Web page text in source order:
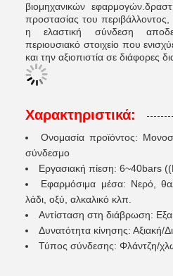
βιομηχανικών
προστασίας του περιβάλλοντος,
η ελαστική σύνδεση
περιουσιακό στοιχείο που
και την αξιοπιστία σε διάφορες
Χαρακτηριστικά:
Ονομασία προϊόντος:
σύνδεσμο
Εργασιακή πίεση: 6~40bars
Εφαρμόσιμα μέσα: Νερό,
λάδι, οξύ, αλκαλικό κλπ.
Αντίσταση στη διάβρωση:
Δυνατότητα κίνησης: Αξιακή/
Τύπος σύνδεσης: Φλάντζη/